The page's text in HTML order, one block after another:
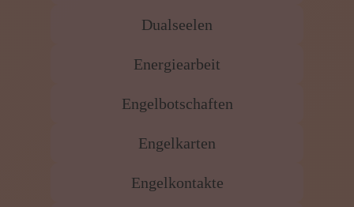
Dualseelen
Energiearbeit
Engelbotschaften
Engelkarten
Engelkontakte